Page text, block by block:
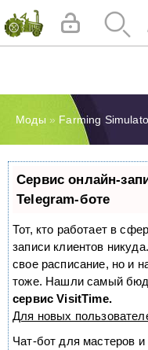
Моды » Farming
Сервис онлайн-
Telegram-боте
Тот, кто работает в
записи клиентов
свое расписание, но и
тоже. Нашли самый
сервис VisitTime.
Для новых
Чат-бот для мастеров